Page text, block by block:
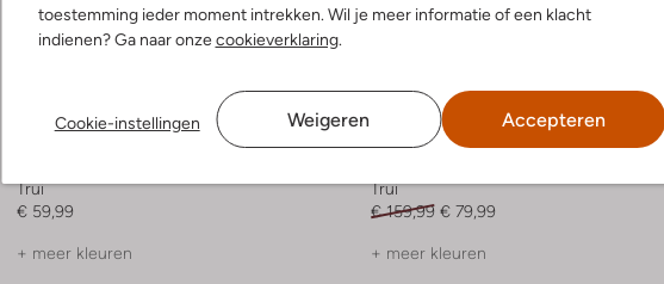
toestemming ieder moment intrekken. Wil je meer informatie of een klacht
indienen? Ga naar onzecookieverklaring.
Cookie-instellingen Weigeren Accepteren
Nieuw
Trui
€ 59,99
+ meer kleuren
Trui
€ 159,99 € 79,99
+ meer kleuren